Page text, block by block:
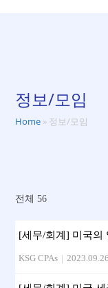
정보/모임
Home » 정보/모임
전체 56
[세무/회계] 미국의
KSG CPAs | 2023.09.26